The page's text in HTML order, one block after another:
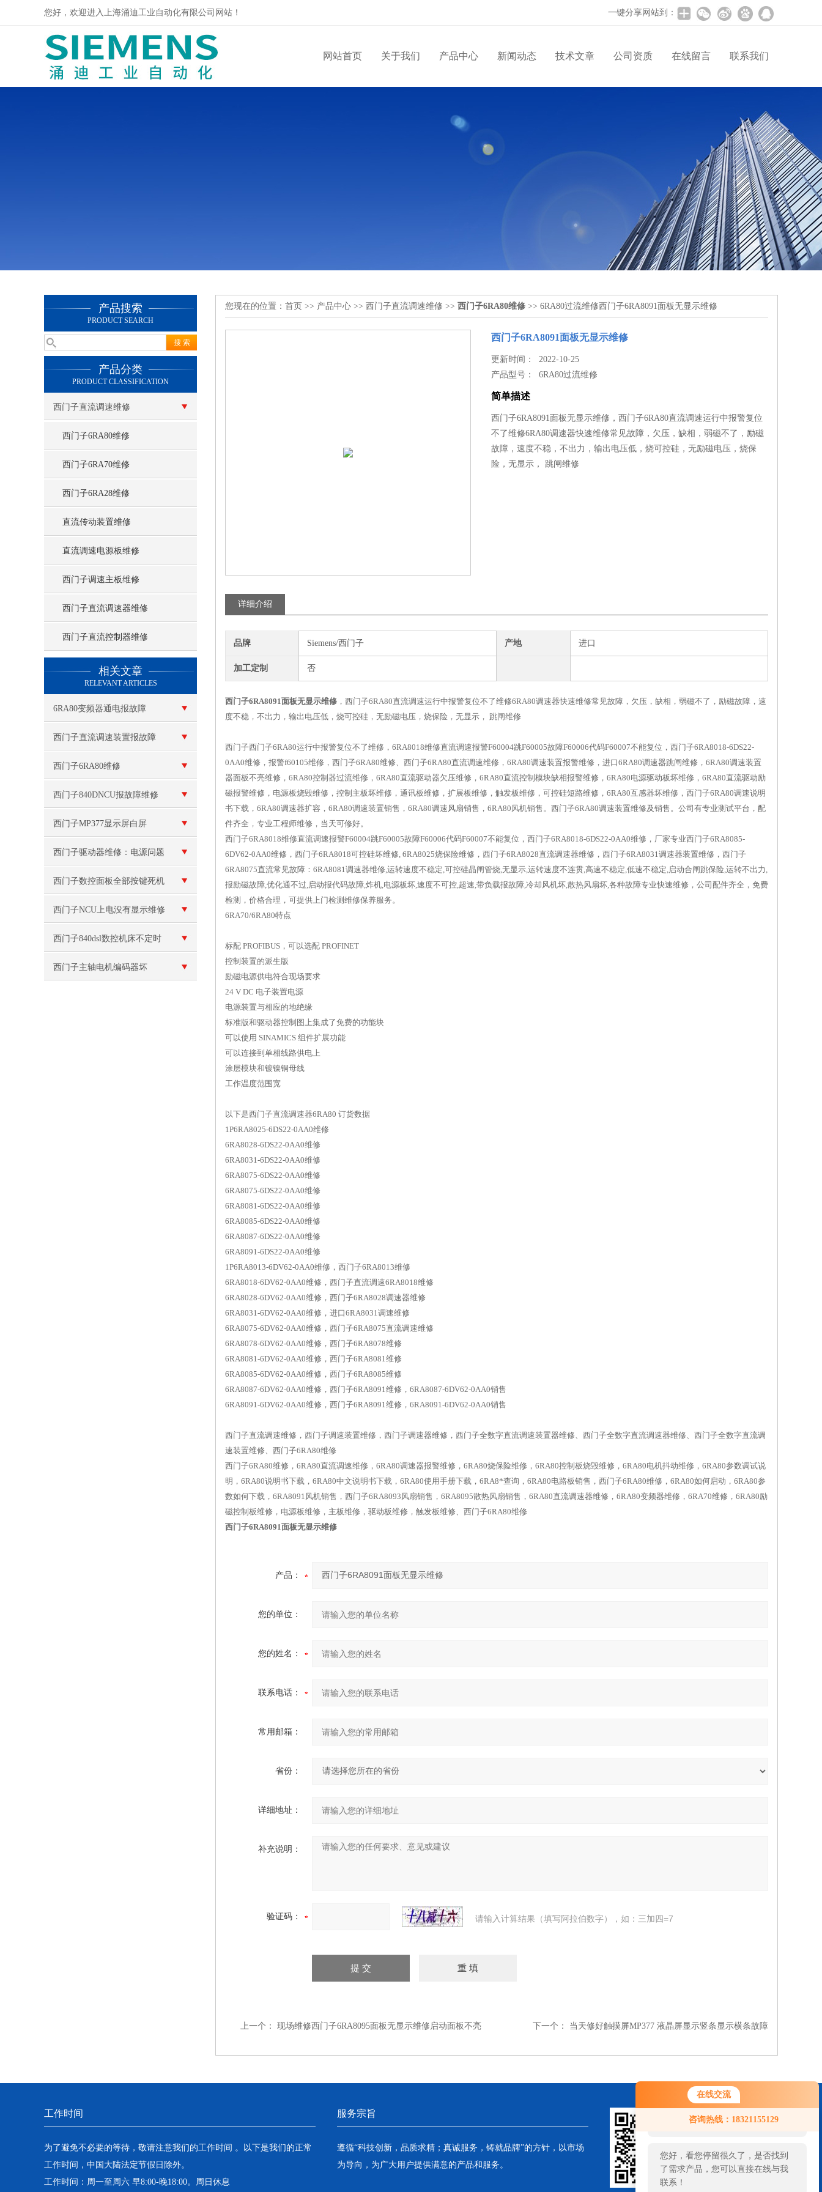
在线交流
咨询热线：18321155129
您好！欢迎前来咨询，很高兴为您
服务，请问您要咨询什么问题呢？
您好，看您停留很久了，是否找到
了需求产品，您可以直接在线与我
联系！
您好，欢迎进入上海涌迪工业自动化有限公司网站！ 一键分享网站到：
网站首页 关于我们 产品中心 新闻动态 技术文章 公司资质 在线留言 联系我们
产品搜索
PRODUCT SEARCH
产品分类
PRODUCT CLASSIFICATION
西门子直流调速维修
西门子6RA80维修
西门子6RA70维修
西门子6RA28维修
直流传动装置维修
直流调速电源板维修
西门子调速主板维修
西门子直流调速器维修
西门子直流控制器维修
相关文章
RELEVANT ARTICLES
6RA80变频器通电报故障
F60100
西门子直流调速装置报故障
西门子6RA80维修
西门子840DNCU报故障维修
西门子MP377显示屏白屏
西门子驱动器维修：电源问题
西门子数控面板全部按键死机
按不动维修
西门子NCU上电没有显示维修
西门子840dsl数控机床不定时
重启维修
西门子主轴电机编码器坏
您现在的位置： 首页 >> 产品中心 >> 西门子直流调速维修 >> 西门子6RA80维修 >> 6RA80过流维修西门子6RA8091面板无显示维修
西门子6RA8091面板无显示维修
更新时间： 2022-10-25
产品型号：6RA80过流维修
简单描述
西门子6RA8091面板无显示维修，西门子6RA80直流调速运行中报警复位
不了维修6RA80调速器快速维修常见故障，欠压，缺相，弱磁不了，励磁
故障，速度不稳，不出力，输出电压低，烧可控硅，无励磁电压，烧保
险，无显示， 跳闸维修
详细介绍
品牌 Siemens/西门子 产地 进口
加工定制 否
西门子6RA8091面板无显示维修 ，西门子6RA80直流调速运行中报警复位不了维修6RA80调速器快速维修常见故障，欠压，缺相，弱磁不了，励磁故障，速
度不稳，不出力，输出电压低，烧可控硅，无励磁电压，烧保险，无显示， 跳闸维修
西门子西门子6RA80运行中报警复位不了维修，6RA8018维修直流调速报警F60004跳F60005故障F60006代码F60007不能复位，西门子6RA8018-6DS22-
0AA0维修，报警f60105维修，西门子6RA80维修、西门子6RA80直流调速维修，6RA80调速装置报警维修，进口6RA80调速器跳闸维修，6RA80调速装置
器面板不亮维修，6RA80控制器过流维修，6RA80直流驱动器欠压维修，6RA80直流控制模块缺相报警维修，6RA80电源驱动板坏维修，6RA80直流驱动励
磁报警维修，电源板烧毁维修，控制主板坏维修，通讯板维修，扩展板维修，触发板维修，可控硅短路维修，6RA80互感器坏维修，西门子6RA80调速说明
书下载，6RA80调速器扩容，6RA80调速装置销售，6RA80调速风扇销售，6RA80风机销售。西门子6RA80调速装置维修及销售。公司有专业测试平台，配
件齐全，专业工程师维修，当天可修好。
西门子6RA8018维修直流调速报警F60004跳F60005故障F60006代码F60007不能复位，西门子6RA8018-6DS22-0AA0维修，厂家专业西门子6RA8085-
6DV62-0AA0维修，西门子6RA8018可控硅坏维修, 6RA8025烧保险维修，西门子6RA8028直流调速器维修，西门子6RA8031调速器装置维修，西门子
6RA8075直流常见故障：6RA8081调速器维修,运转速度不稳定,可控硅晶闸管烧,无显示,运转速度不连贯,高速不稳定,低速不稳定,启动合闸跳保险,运转不出力,
报励磁故障,优化通不过,启动报代码故障,炸机,电源板坏,速度不可控,超速,带负载报故障,冷却风机坏,散热风扇坏,各种故障专业快速维修，公司配件齐全，免费
检测，价格合理，可提供上门检测维修保养服务。
6RA70/6RA80特点
标配 PROFIBUS，可以选配 PROFINET
控制装置的派生版
励磁电源供电符合现场要求
24 V DC 电子装置电源
电源装置与相应的地绝缘
标准版和驱动器控制图上集成了免费的功能块
可以使用 SINAMICS 组件扩展功能
可以连接到单相线路供电上
涂层模块和镀镍铜母线
工作温度范围宽
以下是西门子直流调速器6RA80 订货数据
1P6RA8025-6DS22-0AA0维修
6RA8028-6DS22-0AA0维修
6RA8031-6DS22-0AA0维修
6RA8075-6DS22-0AA0维修
6RA8075-6DS22-0AA0维修
6RA8081-6DS22-0AA0维修
6RA8085-6DS22-0AA0维修
6RA8087-6DS22-0AA0维修
6RA8091-6DS22-0AA0维修
1P6RA8013-6DV62-0AA0维修，西门子6RA8013维修
6RA8018-6DV62-0AA0维修，西门子直流调速6RA8018维修
6RA8028-6DV62-0AA0维修，西门子6RA8028调速器维修
6RA8031-6DV62-0AA0维修，进口6RA8031调速维修
6RA8075-6DV62-0AA0维修，西门子6RA8075直流调速维修
6RA8078-6DV62-0AA0维修，西门子6RA8078维修
6RA8081-6DV62-0AA0维修，西门子6RA8081维修
6RA8085-6DV62-0AA0维修，西门子6RA8085维修
6RA8087-6DV62-0AA0维修，西门子6RA8091维修，6RA8087-6DV62-0AA0销售
6RA8091-6DV62-0AA0维修，西门子6RA8091维修，6RA8091-6DV62-0AA0销售
西门子直流调速维修，西门子调速装置维修，西门子调速器维修，西门子全数字直流调速装置器维修、西门子全数字直流调速器维修、西门子全数字直流调
速装置维修、西门子6RA80维修
西门子6RA80维修，6RA80直流调速维修，6RA80调速器报警维修，6RA80烧保险维修，6RA80控制板烧毁维修，6RA80电机抖动维修，6RA80参数调试说
明，6RA80说明书下载，6RA80中文说明书下载，6RA80使用手册下载，6RA8*查询，6RA80电路板销售，西门子6RA80维修，6RA80如何启动，6RA80参
数如何下载，6RA8091风机销售，西门子6RA8093风扇销售，6RA8095散热风扇销售，6RA80直流调速器维修，6RA80变频器维修，6RA70维修，6RA80励
磁控制板维修，电源板维修，主板维修，驱动板维修，触发板维修、西门子6RA80维修
西门子6RA8091面板无显示维修
产品：
您的单位：
您的姓名：
联系电话：
常用邮箱：
省份：
详细地址：
补充说明：
验证码： 请输入计算结果（填写阿拉伯数字），如：三加四=7
上一个： 现场维修西门子6RA8095面板无显示维修启动面板不亮 下一个： 当天修好触摸屏MP377 液晶屏显示竖条显示横条故障
工作时间
为了避免不必要的等待，敬请注意我们的工作时间 。以下是我们的正常
工作时间，中国大陆法定节假日除外。
工作时间：周一至周六 早8:00-晚18:00。周日休息
服务宗旨
遵循“科技创新，品质求精；真诚服务，铸就品牌”的方针，以市场
为导向，为广大用户提供满意的产品和服务。